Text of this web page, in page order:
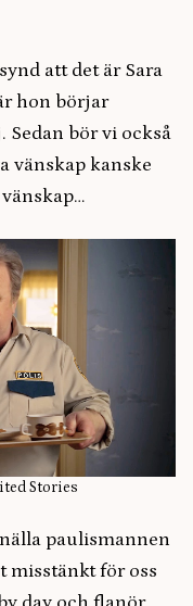
att det är Sara
hon börjar
Sedan bör vi också
vänskap kanske
Stories
paulismannen
misstänkt för oss